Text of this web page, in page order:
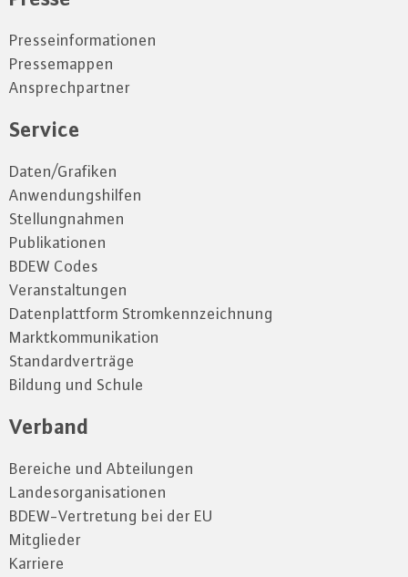
Presseinformationen
Pressemappen
Ansprechpartner
Service
Daten/Grafiken
Anwendungshilfen
Stellungnahmen
Publikationen
BDEW Codes
Veranstaltungen
Datenplattform Stromkennzeichnung
Marktkommunikation
Standardverträge
Bildung und Schule
Verband
Bereiche und Abteilungen
Landesorganisationen
BDEW-Vertretung bei der EU
Mitglieder
Karriere